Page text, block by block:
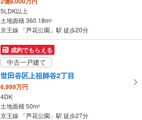
5LDK以上
土地面積 360.18m2
京王線 「芦花公園」駅 徒歩20分
成約でもらえる
中古一戸建て
世田谷区上祖師谷2丁目
6,999万円
4DK
土地面積 50m2
京王線 「芦花公園」駅 徒歩27分